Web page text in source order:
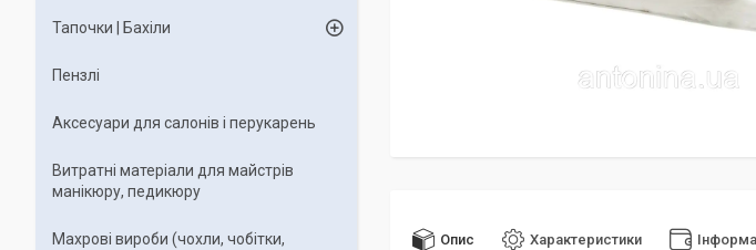
Опис Характеристики
Тапочки | Бахіли
Пензлі
Аксесуари для салонів і перукарень
Витратні матеріали для майстрів
манікюру, педикюру
Махрові вироби (чохли, чобітки,